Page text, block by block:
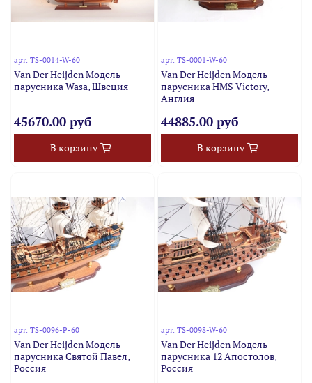
арт.TS-0014-W-60
Van Der Heijden Модель
парусника Wasa, Швеция
45670.00 руб
В корзину
арт. TS-0001-W-60
Van Der Heijden Модель
парусника HMS Victory,
Англия
44885.00 руб
В корзину
арт.TS-0096-P-60
Van Der Heijden Модель
парусника Святой Павел,
Россия
арт. TS-0098-W-60
Van Der Heijden Модель
парусника 12 Апостолов,
Россия